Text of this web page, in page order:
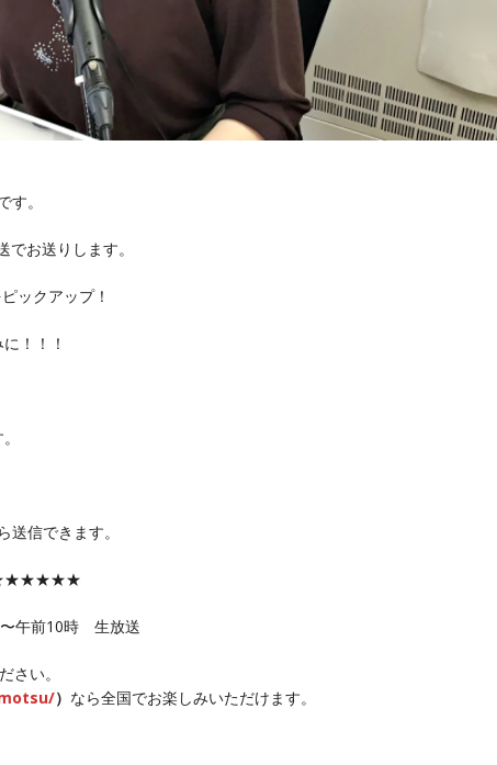
す。
お送りします。
ックアップ！
！！！
信できます。
午前10時 生放送
さい。
） なら全国でお楽しみいただけます。